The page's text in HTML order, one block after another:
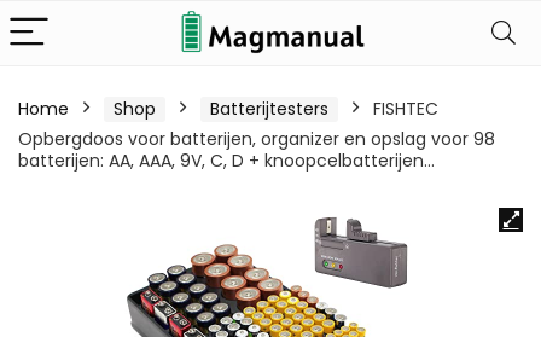
Home Shop Batterijtesters
FISHTEC
Opbergdoos voor batterijen, organizer en opslag voor 98
batterijen: AA, AAA, 9V, C, D + knoopcelbatterijen…